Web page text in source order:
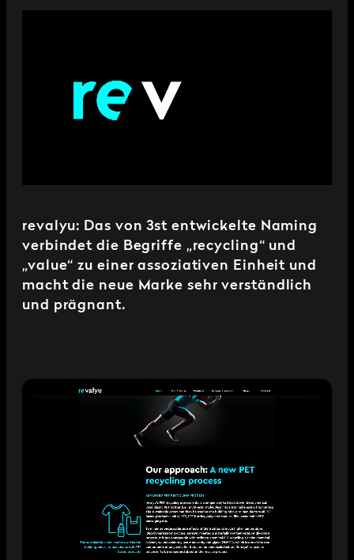
revalyu: Das von 3st entwickelte Naming
verbindet die Begriffe „recycling“ und
„value“ zu einer assoziativen Einheit und
macht die neue Marke sehr verständlich
und prägnant.